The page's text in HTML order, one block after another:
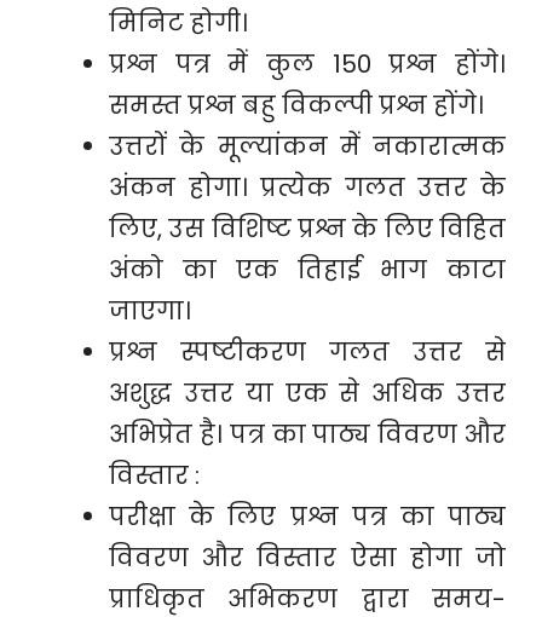
मिनिट होगी।
प्रश्न पत्र में कुल 150 प्रश्न होंगे।
समस्त प्रश्न बहु विकल्पी प्रश्न होंगे।
उत्तरों के मूल्यांकन में नकारात्मक
अंकन होगा। प्रत्येक गलत उत्तर के
लिए, उस विशिष्ट प्रश्न के लिए विहित
अंको का एक तिहाई भाग काटा
जाएगा।
प्रश्न स्पष्टीकरण गलत उत्तर से
अशुद्ध उत्तर या एक से अधिक उत्तर
अभिप्रेत है। पत्र का पाठ्य विवरण और
विस्तार :
परीक्षा के लिए प्रश्न पत्र का पाठ्य
विवरण और विस्तार ऐसा होगा जो
प्राधिकृत अभिकरण द्वारा समय-